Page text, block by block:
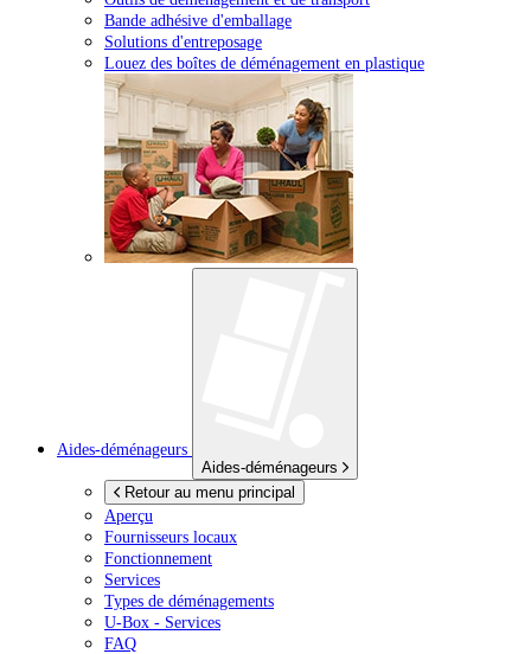
Bande adhésive d'emballage
Solutions d'entreposage
Louez des boîtes de déménagement en plastique
Aides-déménageurs
Aides-déménageurs
Retour au menu principal
Aperçu
Fournisseurs locaux
Fonctionnement
Services
Types de déménagements
U-Box - Services
FAQ